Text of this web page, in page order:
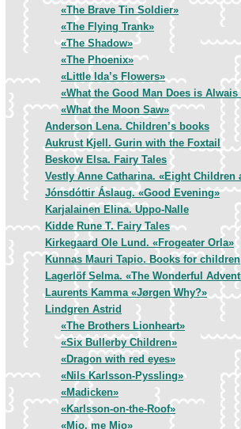
«The Brave Tin Soldier»
«The Flying Trank»
«The Shadow»
«The Phoenix»
«Little Ida’s Flowers»
«What the Good Man Does is Alwais
«What the Moon Saw»
Anderson Lena. Children’s books
Aukrust Kjell. Gurin with the Foxtail
Beskow Elsa. Fairy Tales
Vestly Anne Catharina. «Eight Children
Jónsdóttir Áslaug. «Good Evening»
Karjalainen Elina. Uppo-Nalle
Kidde Rune T. Fairy Tales
Kirkegaard Ole Lund. «Frogeater Orla»
Kunnas Mauri Tapio. Books for children
Lagerlöf Selma. «The Wonderful
Laurents Kamma «Jørgen Why?»
Lindgren Astrid
«The Brothers Lionheart»
«Six Bullerby Children»
«Dragon with red eyes»
«Nils Karlsson-Pyssling»
«Madicken»
«Karlsson-on-the-Roof»
«Mio, me Mio»